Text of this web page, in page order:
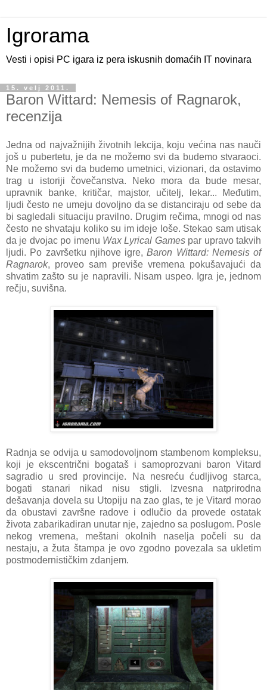
Igrorama
Vesti i opisi PC igara iz pera iskusnih domaćih IT novinara
15. velj 2011.
Baron Wittard: Nemesis of Ragnarok,
recenzija
Jedna od najvažnijih životnih lekcija, koju većina nas nauči
još u pubertetu, je da ne možemo svi da budemo stvaraoci.
Ne možemo svi da budemo umetnici, vizionari, da ostavimo
trag u istoriji čovečanstva. Neko mora da bude mesar,
upravnik banke, kritičar, majstor, učitelj, lekar... Međutim,
ljudi često ne umeju dovoljno da se distanciraju od sebe da
bi sagledali situaciju pravilno. Drugim rečima, mnogi od nas
često ne shvataju koliko su im ideje loše. Stekao sam utisak
da je dvojac po imenu Wax Lyrical Gamespar upravo takvih
ljudi. Po završetku njihove igre,Baron Wittard: Nemesis of
Ragnarok, proveo sam previše vremena pokušavajući da
shvatim zašto su je napravili. Nisam uspeo. Igra je, jednom
rečju, suvišna.
Radnja se odvija u samodovoljnom stambenom kompleksu,
koji je ekscentrični bogataš i samoprozvani baron Vitard
sagradio u sred provincije. Na nesreću ćudljivog starca,
bogati stanari nikad nisu stigli. Izvesna natprirodna
dešavanja dovela su Utopiju na zao glas, te je Vitard morao
da obustavi završne radove i odlučio da provede ostatak
života zabarikadiran unutar nje, zajedno sa poslugom. Posle
nekog vremena, meštani okolnih naselja počeli su da
nestaju, a žuta štampa je ovo zgodno povezala sa ukletim
postmodernističkim zdanjem.